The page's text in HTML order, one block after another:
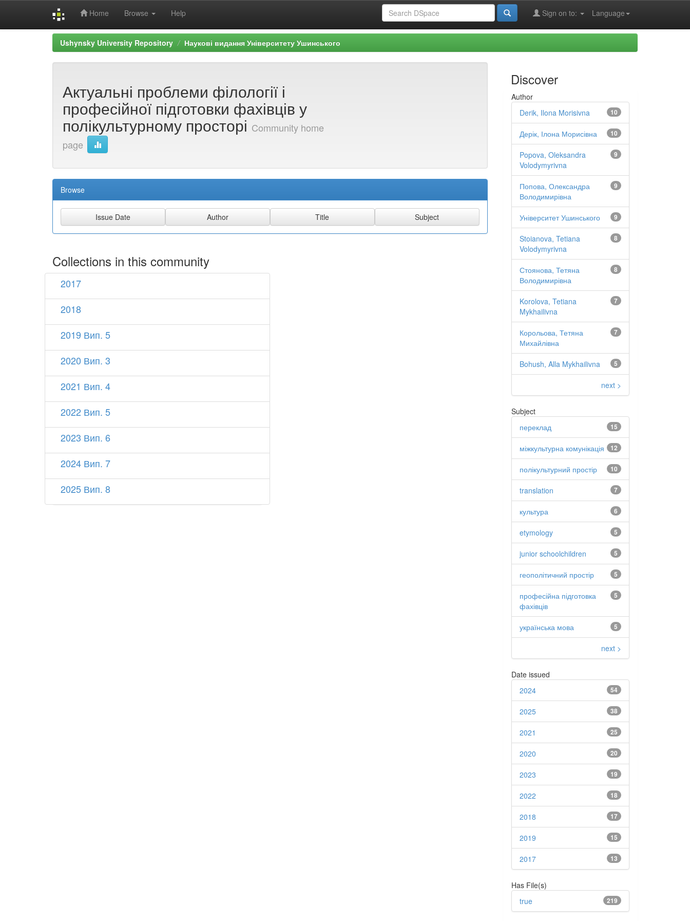
Home Browse Help Language
Sign on to:
Ushynsky University Repository Наукові видання Університету Ушинського
Актуальні проблеми філології і
професійної підготовки фахівців у
полікультурному просторі Community home
page
Browse
Collections in this community
2017
2018
2019 Вип. 5
2020 Вип. 3
2021 Вип. 4
2022 Вип. 5
2023 Вип. 6
2024 Вип. 7
2025 Вип. 8
Discover
Author
10
Derik, Ilona Morisivna
10
Дерік, Ілона Морисівна
9
Popova, Oleksandra
Volodymyrivna
9
Попова, Олександра
Володимирівна
9
Університет Ушинського
8
Stoianova, Tetiana
Volodymyrivna
8
Стоянова, Тетяна
Володимирівна
7
Korolova, Tetiana
Mykhailivna
7
Корольова, Тетяна
Михайлівна
5
Bohush, Alla Mykhailivna
next >
Subject
15
переклад
12
міжкультурна комунікація
10
полікультурний простір
7
translation
6
культура
5
etymology
5
junior schoolchildren
5
геополітичний простір
5
професійна підготовка
фахівців
5
українська мова
next >
Date issued
54
2024
38
2025
25
2021
20
2020
19
2023
18
2022
17
2018
15
2019
13
2017
Has File(s)
219
true